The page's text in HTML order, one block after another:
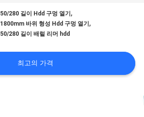
50/280 길이 Hdd 구멍 열기 ,
1800mm 바위 형성 Hdd 구멍 열기 ,
50/280 길이 배럴 리머 hdd
최고의 가격